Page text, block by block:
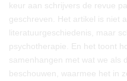
keur aan schrijvers de revue
geschreven. Het artikel is niet
literatuurgeschiedenis, maar
psychotherapie. En het toont
samenhangen met wat we als
beschouwen, waarmee het in